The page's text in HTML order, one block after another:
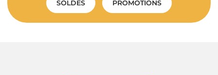
SOLDES PROMOTIONS